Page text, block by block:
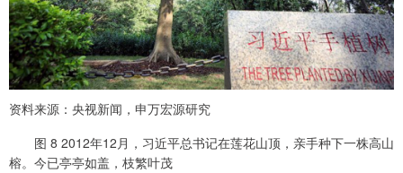
资料来源：央视新闻，申万宏源研究
图 8 2012年12月，习近平总书记在莲花山顶，亲手种下一株高山
榕。今已亭亭如盖，枝繁叶茂